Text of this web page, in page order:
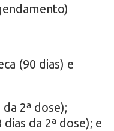
(90 dias) e
2ª dose);
da 2ª dose); e